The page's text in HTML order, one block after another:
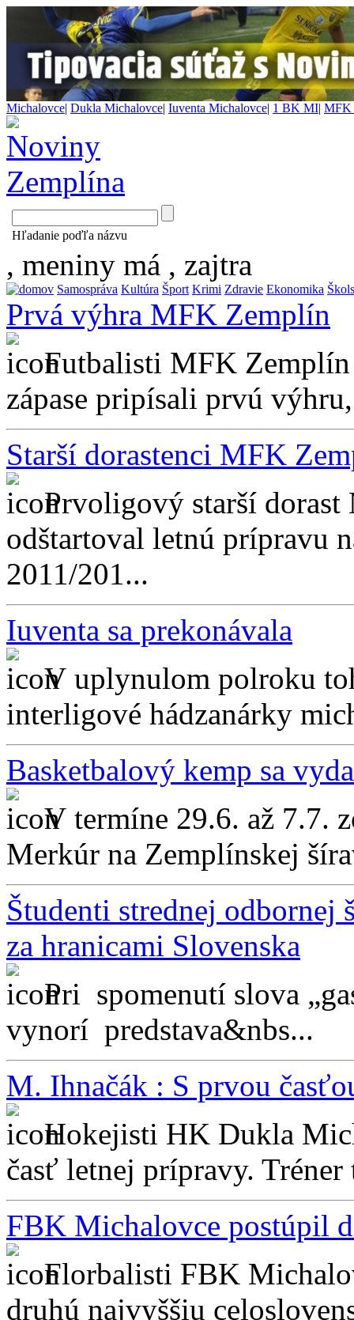
Michalovce| Dukla Michalovce| Iuventa Michalovce| 1 BK MI| MFK
Hľadanie poďľa názvu
, meniny má , zajtra
Samospráva Kultúra Šport Krimi Zdravie Ekonomika
Prvá výhra MFK Zemplín
Futbalisti MFK
zápase pripísali prvú
Starší dorastenci MFK
Prvoligový starší
odštartoval letnú prípravu
2011/201...
Iuventa sa prekonávala
V uplynulom polroku
interligové hádzanárky
Basketbalový kemp sa
V termíne 29.6. až 7.7.
Merkúr na Zemplínskej
Študenti strednej odbornej
za hranicami Slovenska
Pri spomenutí slova
vynorí predstava&nbs...
M. Ihnačák : S prvou
Hokejisti HK Dukla
časť letnej prípravy.
FBK Michalovce postúpil
Florbalisti FBK
druhú najvyššiu